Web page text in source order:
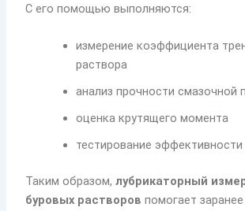
С его помощью выполняются:
измерение коэффициента
раствора
анализ прочности смазочной
оценка крутящего момента
тестирование эффективности
Таким образом,лубрикаторный
буровых растворов помогает